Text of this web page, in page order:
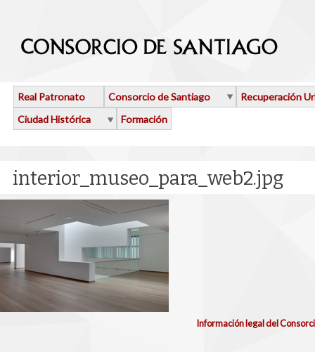
Real Patronato Consorcio de Santiago
Recuperación
Ciudad Histórica
Formación
interior_museo_para_web2.jpg
Información legal del